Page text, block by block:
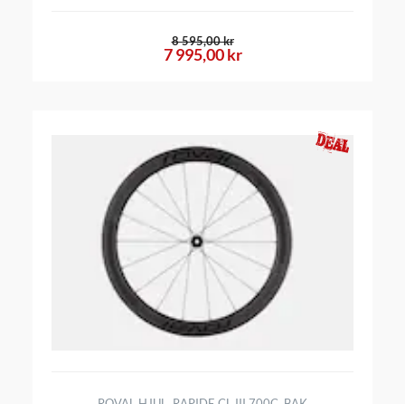
7 995,00 kr
8 595,00 kr